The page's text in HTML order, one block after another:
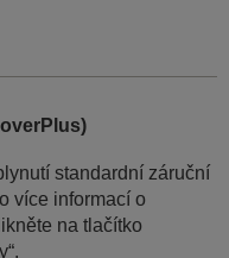
standardní záruční
více informací o
na tlačítko